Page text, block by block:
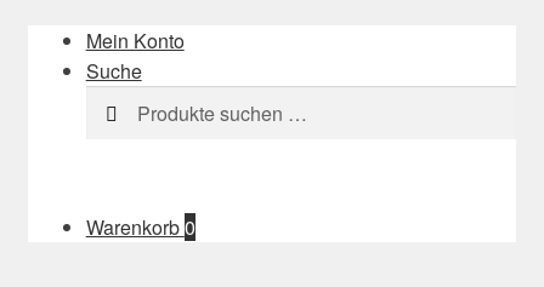
Mein Konto
Suche
Suchen
nach:
Suchen
Warenkorb0